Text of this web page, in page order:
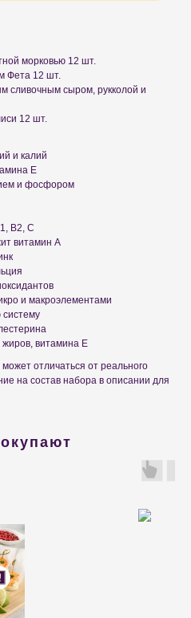
морковью 12 шт.
Фета 12 шт.
сливочным сыром, рукколой и
12 шт.
и калий
Е
и фосфором
В2, С
витамин А
и макроэлементами
жиров, витамина Е
отличаться от реального
на состав набора в описании для